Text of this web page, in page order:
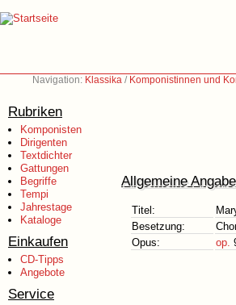
Navigation: Klassika / Komponistinnen und
Rubriken
Komponisten
Dirigenten
Textdichter
Gattungen
Begriffe
Tempi
Jahrestage
Kataloge
Einkaufen
CD-Tipps
Angebote
Service
Allgemeine
Titel:
Besetzung:
Opus:
op.